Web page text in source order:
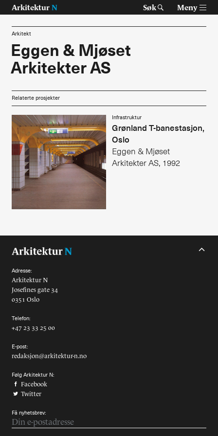
Arkitektur N Søk Meny
Tidsskrift for arkitektur, interiør og landskap
Temaer
Prosjekter
Artikler
Om Arkitektur N
Siste utgave
Tidligere utgaver
Abonnere
Made in Norway
Bokomtaler
Forfattere
Arkitekter
Tast retur for å søke eller esc for å lukke
Arkitekt
Eggen & Mjøset
Arkitekter AS
Relaterte prosjekter
Infrastruktur
Grønland T-banestasjon,
Oslo
Eggen & Mjøset
Arkitekter AS, 1992
Adresse:
Arkitektur N
Josefines gate 34
0351 Oslo
Telefon:
+47 23 33 25 00
E-post:
redaksjon@arkitektur-n.no
Følg Arkitektur N:
Facebook
Twitter
Få nyhetsbrev: